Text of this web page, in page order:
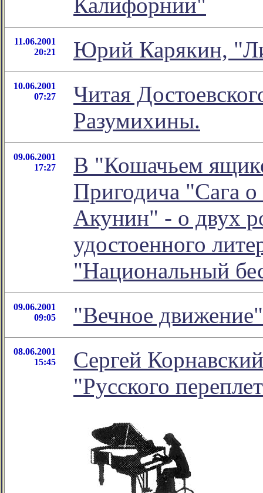
11.06.2001
20:21
Юрий Карякин,
10.06.2001
07:27
Читая
Разумихины.
09.06.2001
17:27
В "Кошачьем
Пригодича "Сага
Акунин" - о двух
удостоенного
"Национальный
09.06.2001
09:05
"Вечное
08.06.2001
15:45
Сергей
"Русского